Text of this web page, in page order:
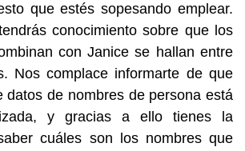
que estés sopesando emplear.
conocimiento sobre que los
con Janice se hallan entre
Nos complace informarte de que
datos de nombres de persona está
y gracias a ello tienes la
cuáles son los nombres que